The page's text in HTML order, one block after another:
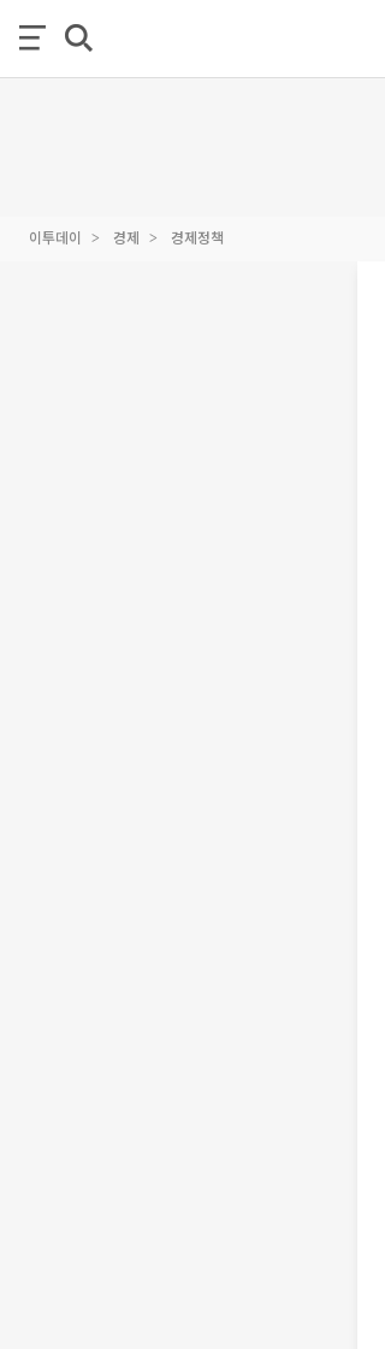
이투데이 경제 경제정책